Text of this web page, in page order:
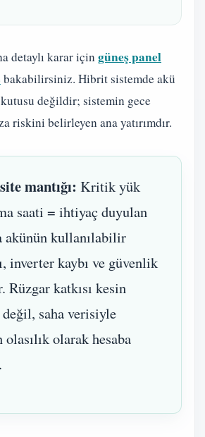
detaylı karar içingüneş panel
bakabilirsiniz. Hibrit sistemde akü
değildir; sistemin gece
riskini belirleyen ana yatırımdır.
mantığı: Kritik yük
saati = ihtiyaç duyulan
akünün kullanılabilir
inverter kaybı ve güvenlik
Rüzgar katkısı kesin
saha verisiyle
olasılık olarak hesaba